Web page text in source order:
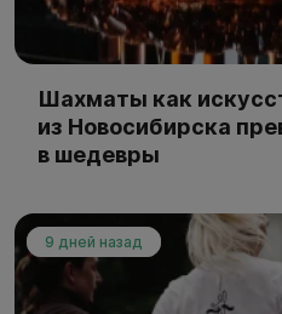
Шахматы как
из Новосибирска
в шедевры
9 дней назад